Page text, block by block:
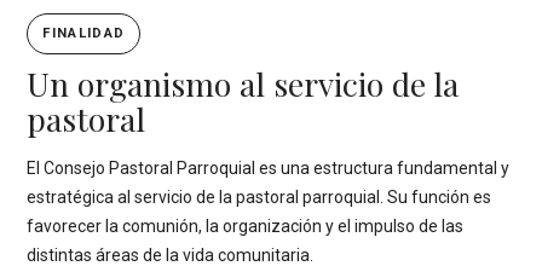
FINALIDAD
Un organismo al servicio de la
pastoral
El Consejo Pastoral Parroquial es una estructura fundamental y
estratégica al servicio de la pastoral parroquial. Su función es
favorecer la comunión, la organización y el impulso de las
distintas áreas de la vida comunitaria.